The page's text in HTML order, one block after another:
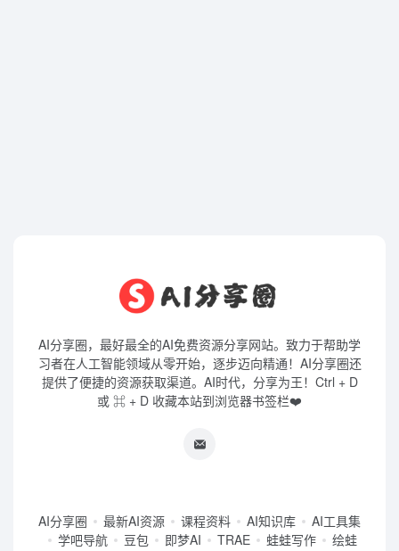
AI分享圈，最好最全的AI免费资源分享网站。致力于帮助学
习者在人工智能领域从零开始，逐步迈向精通！AI分享圈还
提供了便捷的资源获取渠道。AI时代，分享为王！Ctrl + D
或 ⌘ + D 收藏本站到浏览器书签栏❤️
AI分享圈 最新AI资源 课程资料 AI知识库
AI工具集
学吧导航
豆包 即梦AI TRAE 蛙蛙写作
绘蛙